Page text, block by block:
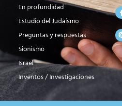
En profundidad
Estudio del Judaísmo
Preguntas y respuestas
Sionismo
Israel
Inventos / Investigaciones